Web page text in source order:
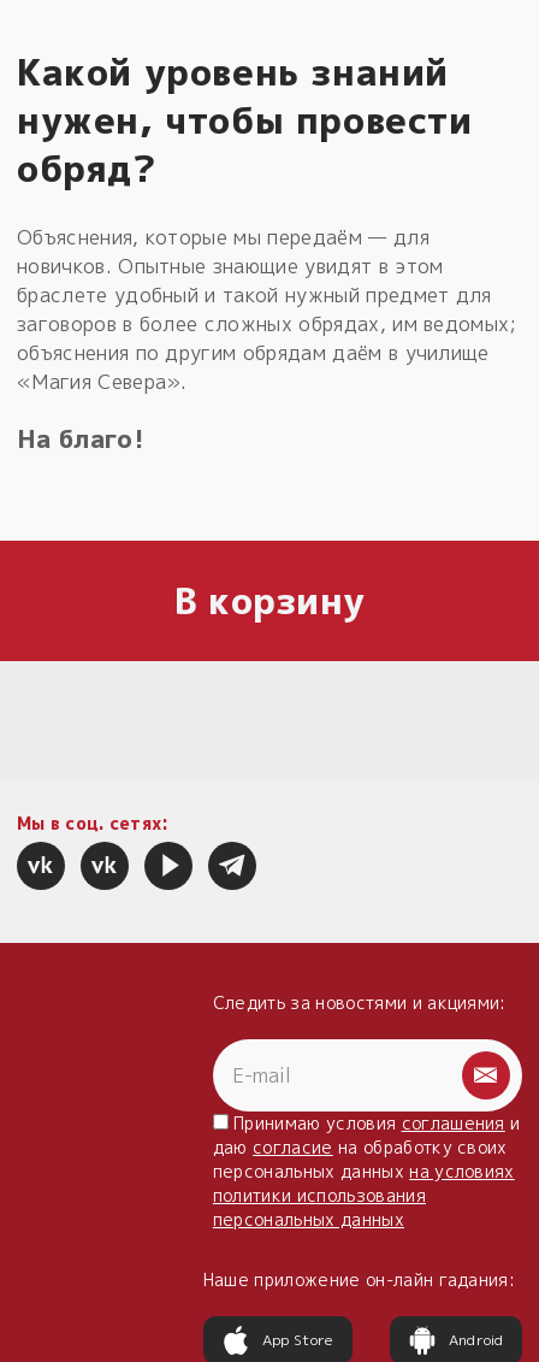
Какой уровень знаний
нужен, чтобы провести
обряд?
Объяснения, которые мы передаём — для
новичков. Опытные знающие увидят в этом
браслете удобный и такой нужный предмет для
заговоров в более сложных обрядах, им ведомых;
объяснения по другим обрядам даём в училище
«Магия Севера».
На благо!
В корзину
Мы в соц. сетях:
Следить за новостями и акциями:
Принимаю условия соглашения и
даю согласие на обработку своих
персональных данныхна условиях
политики использования
персональных данных
Наше приложение он-лайн гадания:
App Store Android